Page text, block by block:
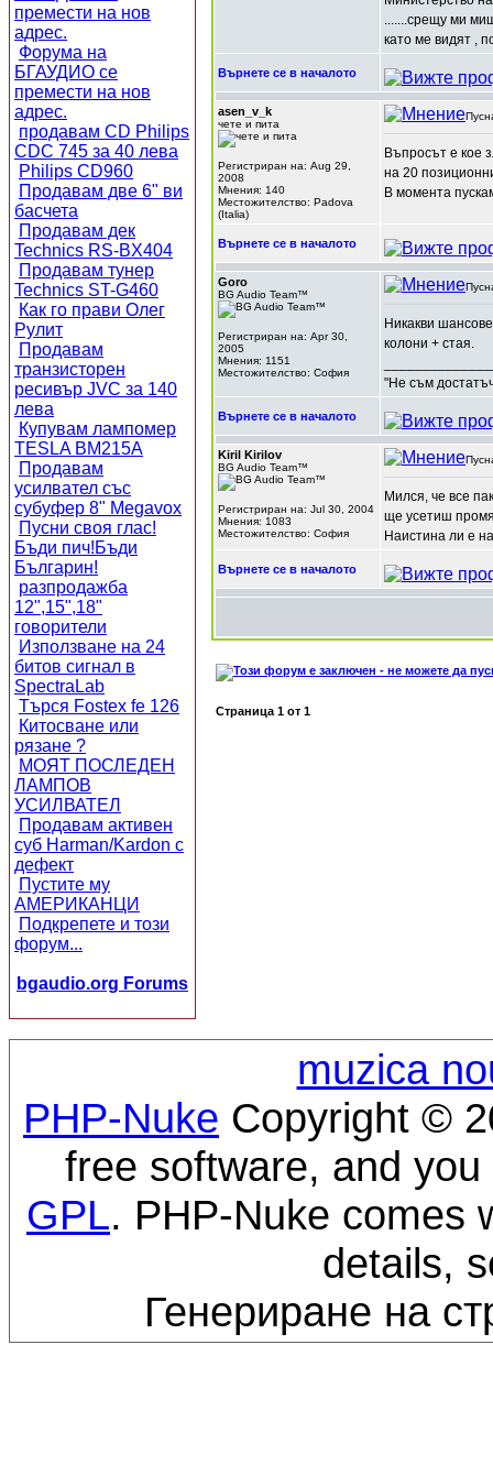
премести на нов
адрес.
Форума на
БГАУДИО се
премести на нов
адрес.
продавам CD Philips
CDC 745 за 40 лева
Philips CD960
Продавам две 6" ви
басчета
Продавам дек
Technics RS-BX404
Продавам тунер
Technics ST-G460
Как го прави Олег
Рулит
Продавам
транзисторен
ресивър JVC за 140
лева
Купувам лампомер
TESLA BM215A
Продавам
усилвател със
субуфер 8" Megavox
Пусни своя глас!
Бъди пич!Бъди
Българин!
разпродажба
12",15",18"
говорители
Използване на 24
битов сигнал в
SpectraLab
Търся Fostex fe 126
Китосване или
рязане ?
МОЯТ ПОСЛЕДЕН
ЛАМПОВ
УСИЛВАТЕЛ
Продавам активен
суб Harman/Kardon с
дефект
Пустите му
АМЕРИКАНЦИ
Подкрепете и този
форум...
bgaudio.org Forums
.......срещу ми
като ме видят ,
Върнете се в началото
asen_v_k
чете и пита
Регистриран на: Aug 29,
2008
Мнения: 140
Местожителство: Padova
(Italia)
Въпросът е кое
на 20
В момента
Върнете се в началото
Goro
BG Audio Team™
Регистриран на: Apr 30,
2005
Мнения: 1151
Местожителство: София
Никакви
колони + стая.
"Не съм
Върнете се в началото
Kiril Kirilov
BG Audio Team™
Регистриран на: Jul 30, 2004
Мнения: 1083
Местожителство: София
Мился, че все
ще усетиш
Наистина ли е
Върнете се в началото
Страница 1 от 1
muzica
PHP-Nuke Copyright ©
free software, and
GPL. PHP-Nuke comes
details,
Генериране на